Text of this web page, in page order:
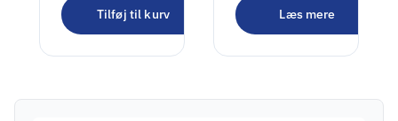
Tilføj til kurv
Tapo C110
225,00kr.
Læs mere